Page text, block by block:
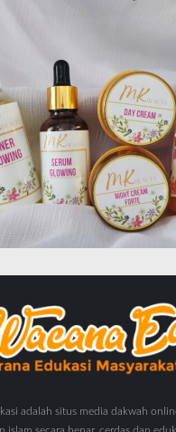
adalah situs media dakwah